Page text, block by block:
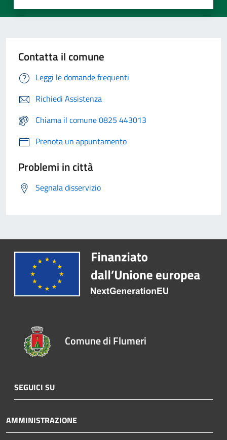
Contatta il comune
Leggi le domande frequenti
Richiedi Assistenza
Chiama il comune 0825 443013
Prenota un appuntamento
Problemi in città
Segnala disservizio
Comune di Flumeri
SEGUICI SU
AMMINISTRAZIONE